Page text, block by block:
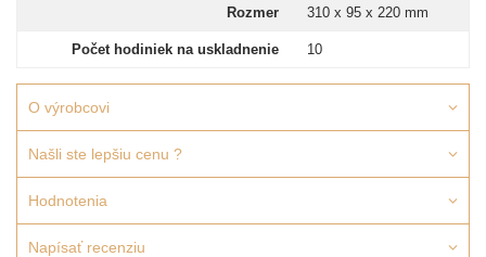
Rozmer 310 x 95 x 220 mm
Počet hodiniek na uskladnenie 10
O výrobcovi
Našli ste lepšiu cenu ?
Hodnotenia
Napísať recenziu